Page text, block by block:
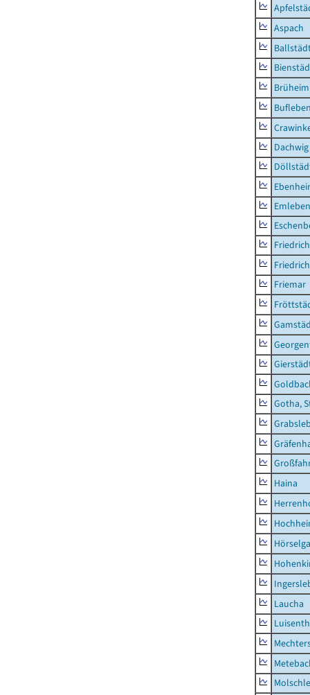
Aspach
Brüheim
Dachwig
Emleben
Friemar
Gotha,
Haina
Laucha